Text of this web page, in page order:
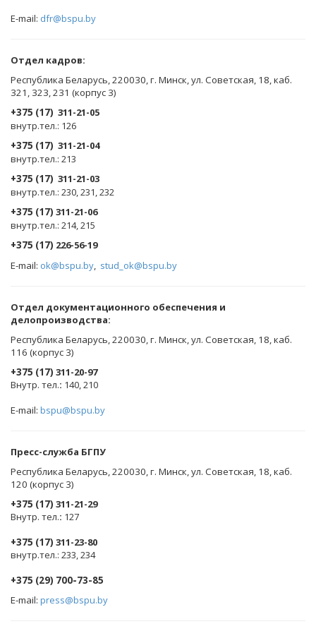
E-mail: dfr@bspu.by
Отдел кадров:
Республика Беларусь, 220030, г. Минск, ул. Советская, 18, каб.
321, 323, 231 (корпус 3)
+375 (17) 311-21-05
внутр.тел.: 126
+375 (17) 311-21-04
внутр.тел.: 213
+375 (17) 311-21-03
внутр.тел.: 230, 231, 232
+375 (17) 311-21-06
внутр.тел.: 214, 215
+375 (17) 226-56-19
E-mail: ok@bspu.by, stud_ok@bspu.by
Oтдел документационного обеспечения и
делопроизводства:
Республика Беларусь, 220030, г. Минск, ул. Советская, 18, каб.
116 (корпус 3)
+375 (17) 311-20-97
Внутр. тел.: 140, 210
E-mail: bspu@bspu.by
Пресс-служба БГПУ
Республика Беларусь, 220030, г. Минск, ул. Советская, 18, каб.
120 (корпус 3)
+375 (17) 311-21-29
Внутр. тел.: 127
+375 (17) 311-23-80
внутр.тел.: 233, 234
+375 (29) 700-73-85
E-mail: press@bspu.by